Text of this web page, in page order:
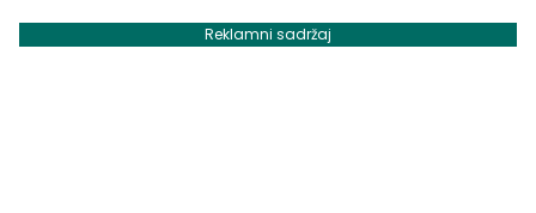
Reklamni sadržaj